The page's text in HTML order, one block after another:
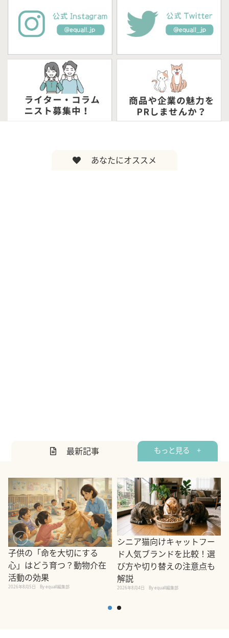
あなたにオススメ
最新記事 もっと見る +
子供の「命を大切にする
心」はどう育つ？動物介在
活動の効果
2026年8月5日 By equall編集部
シニア猫向けキャットフー
ド人気ブランドを比較！選
び方や切り替えの注意点も
解説
2026年8月4日 By equall編集部